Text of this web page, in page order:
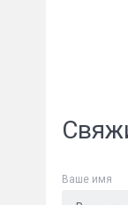
Ваше имя